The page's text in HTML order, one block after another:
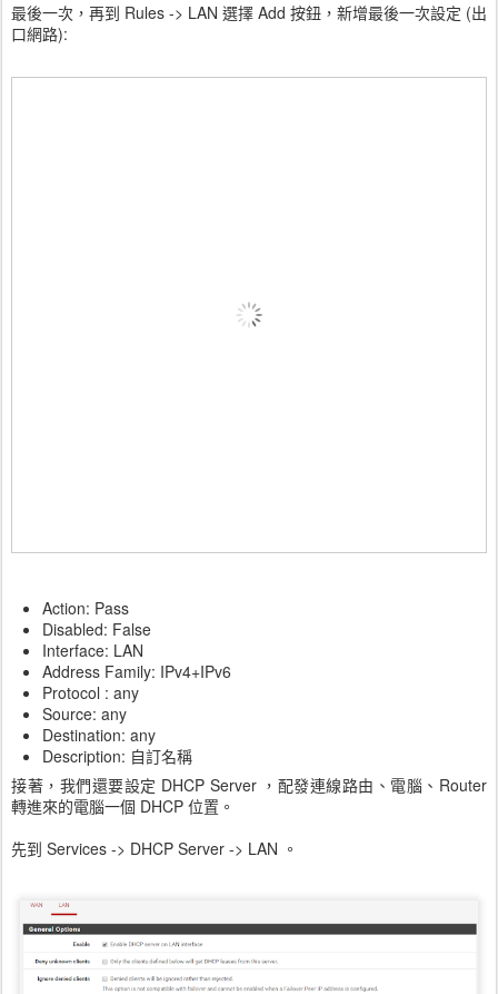
最後一次，再到 Rules -> LAN 選擇 Add 按鈕，新增最後一次設定 (出
口網路):
Action: Pass
Disabled: False
Interface: LAN
Address Family: IPv4+IPv6
Protocol : any
Source: any
Destination: any
Description: 自訂名稱
接著，我們還要設定 DHCP Server ，配發連線路由、電腦、Router
轉進來的電腦一個 DHCP 位置。
先到 Services -> DHCP Server -> LAN 。